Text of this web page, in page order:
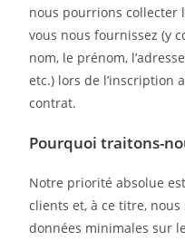
nous pourrions collecter
vous nous fournissez (y
nom, le prénom,
etc.) lors de l’inscription
contrat.
Pourquoi traitons-
Notre priorité absolue
clients et, à ce titre,
données minimales sur